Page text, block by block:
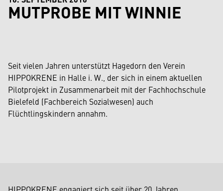
MUTPROBE MIT WINNIE
Seit vielen Jahren unterstützt Hagedorn den Verein
HIPPOKRENE in Halle i. W., der sich in einem aktuellen
Pilotprojekt in Zusammenarbeit mit der Fachhochschule
Bielefeld (Fachbereich Sozialwesen) auch
Flüchtlingskindern annahm.
HIPPOKRENE engagiert sich seit über 20 Jahren